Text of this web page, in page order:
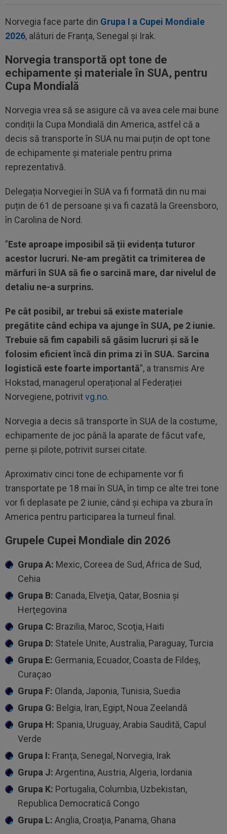
Norvegia face parte din Grupa I a Cupei Mondiale
2026, alături de Franța, Senegal și Irak.
Norvegia transportă opt tone de
echipamente și materiale în SUA, pentru
Cupa Mondială
Norvegia vrea să se asigure că va avea cele mai bune
condiții la Cupa Mondială din America, astfel că a
decis să transporte în SUA nu mai puțin de opt tone
de echipamente și materiale pentru prima
reprezentativă.
Delegația Norvegiei în SUA va fi formată din nu mai
puțin de 61 de persoane și va fi cazată la Greensboro,
în Carolina de Nord.
”Este aproape imposibil să ții evidența tuturor
acestor lucruri. Ne-am pregătit ca trimiterea de
mărfuri în SUA să fie o sarcină mare, dar nivelul de
detaliu ne-a surprins.
Pe cât posibil, ar trebui să existe materiale
pregătite când echipa va ajunge în SUA, pe 2 iunie.
Trebuie să fim capabili să găsim lucruri și să le
folosim eficient încă din prima zi în SUA. Sarcina
logistică este foarte importantă”, a transmis Are
Hokstad, managerul operațional al Federației
Norvegiene, potrivitvg.no.
Norvegia a decis să transporte în SUA de la costume,
echipamente de joc până la aparate de făcut vafe,
perne și pilote, potrivit sursei citate.
Aproximativ cinci tone de echipamente vor fi
transportate pe 18 mai în SUA, în timp ce alte trei tone
vor fi deplasate pe 2 iunie, când și echipa va zbura în
America pentru participarea la turneul final.
Grupele Cupei Mondiale din 2026
Grupa A: Mexic, Coreea de Sud, Africa de Sud,
Cehia
Grupa B: Canada, Elveţia, Qatar, Bosnia şi
Herţegovina
Grupa C: Brazilia, Maroc, Scoţia, Haiti
Grupa D: Statele Unite, Australia, Paraguay, Turcia
Grupa E: Germania, Ecuador, Coasta de Fildeş,
Curaçao
Grupa F: Olanda, Japonia, Tunisia, Suedia
Grupa G: Belgia, Iran, Egipt, Noua Zeelandă
Grupa H: Spania, Uruguay, Arabia Saudită, Capul
Verde
Grupa I: Franţa, Senegal, Norvegia, Irak
Grupa J: Argentina, Austria, Algeria, Iordania
Grupa K: Portugalia, Columbia, Uzbekistan,
Republica Democratică Congo
Grupa L: Anglia, Croaţia, Panama, Ghana